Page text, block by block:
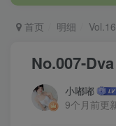
首页 明细
No.007-
小嘟嘟
9个月前更